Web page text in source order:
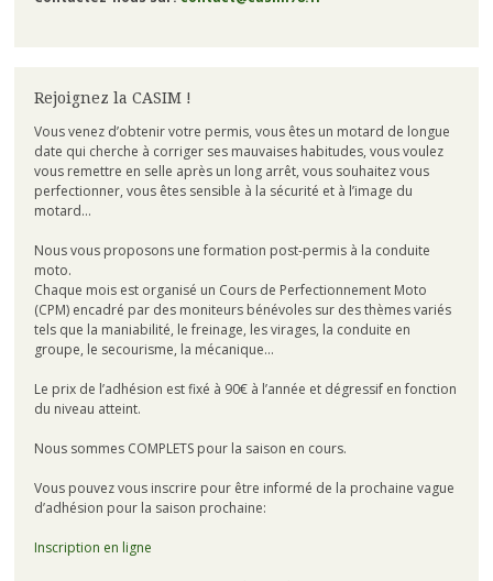
Rejoignez la CASIM !
Vous venez d’obtenir votre permis, vous êtes un motard de longue
date qui cherche à corriger ses mauvaises habitudes, vous voulez
vous remettre en selle après un long arrêt, vous souhaitez vous
perfectionner, vous êtes sensible à la sécurité et à l’image du
motard…
Nous vous proposons une formation post-permis à la conduite
moto.
Chaque mois est organisé un Cours de Perfectionnement Moto
(CPM) encadré par des moniteurs bénévoles sur des thèmes variés
tels que la maniabilité, le freinage, les virages, la conduite en
groupe, le secourisme, la mécanique…
Le prix de l’adhésion est fixé à 90€ à l’année et dégressif en fonction
du niveau atteint.
Nous sommes COMPLETS pour la saison en cours.
Vous pouvez vous inscrire pour être informé de la prochaine vague
d’adhésion pour la saison prochaine:
Inscription en ligne